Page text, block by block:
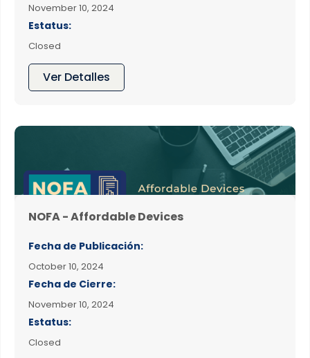
November 10, 2024
Estatus:
Closed
Ver Detalles
NOFA - Affordable Devices
Fecha de Publicación:
October 10, 2024
Fecha de Cierre:
November 10, 2024
Estatus:
Closed